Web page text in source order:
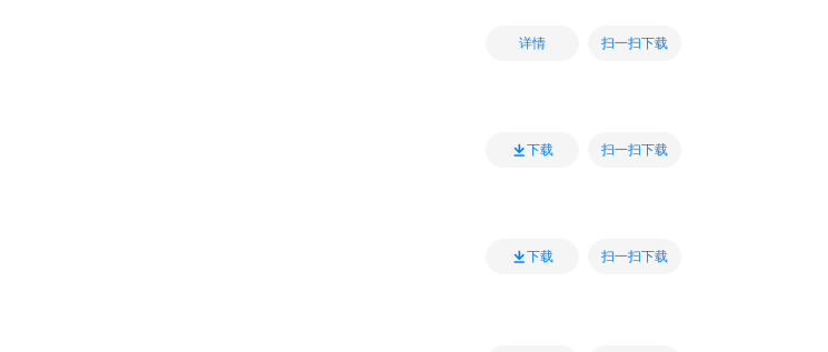
详情 扫一扫下载
下载 扫一扫下载
下载 扫一扫下载